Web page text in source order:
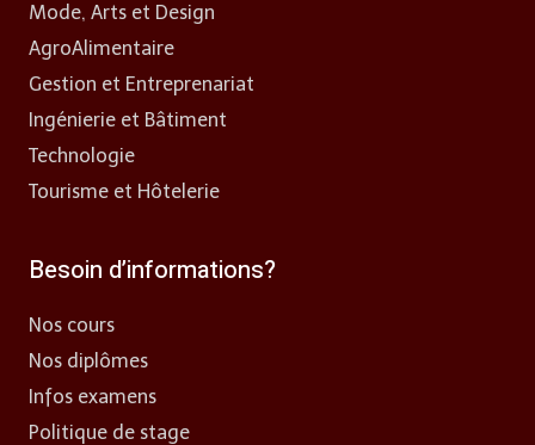
Mode, Arts et Design
AgroAlimentaire
Gestion et Entreprenariat
Ingénierie et Bâtiment
Technologie
Tourisme et Hôtelerie
Besoin d’informations?
Nos cours
Nos diplômes
Infos examens
Politique de stage